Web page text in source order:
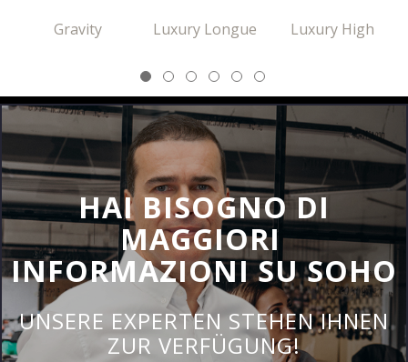
VERSENDEN
Moka 04 Oak 05 White Ash 06
Gravity Luxury Longue Luxury High
HAI BISOGNO DI
MAGGIORI
INFORMAZIONI SU SOHO
UNSERE EXPERTEN STEHEN IHNEN
ZUR VERFÜGUNG!